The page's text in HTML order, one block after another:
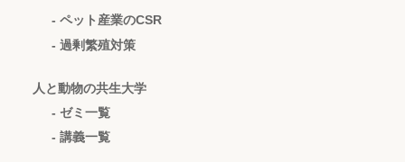
- ペット産業のCSR
- 過剰繁殖対策
人と動物の共生大学
- ゼミ一覧
- 講義一覧